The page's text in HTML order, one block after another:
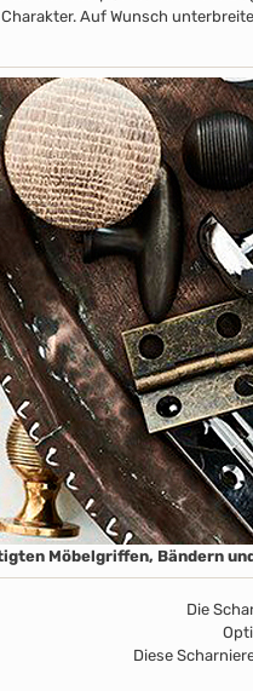
Auf Wunsch
Möbelgriffen, Bändern
Die
Diese